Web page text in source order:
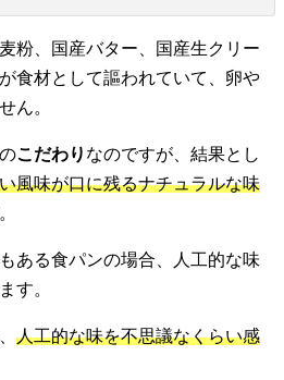
粉、国産バター、国産生クリー
食材として謳われていて、卵や
ん。
こだわり なのですが、結果とし
風味が口に残るナチュラルな味
ある食パンの場合、人工的な味
す。
人工的な味を不思議なくらい感